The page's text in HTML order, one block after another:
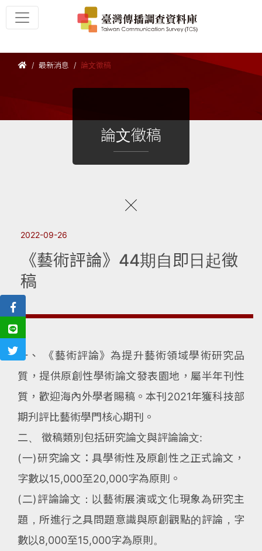
最新消息 論文徵稿
論文徵稿
2022-09-26
《藝術評論》44期自即日起徵
稿
一、 《藝術評論》為提升藝術領域學術研究品
質，提供原創性學術論文發表園地，屬半年刊性
質，歡迎海內外學者賜稿。本刊2021年獲科技部
期刋評比藝術學門核心期刊。
二、 徵稿類別包括研究論文與評論論文:
(一)研究論文：具學術性及原創性之正式論文，
字數以15,000至20,000字為原則。
(二)評論論文：以藝術展演或文化現象為研究主
題，所進行之具問題意識與原創觀點的評論，字
數以8,000至15,000字為原則。